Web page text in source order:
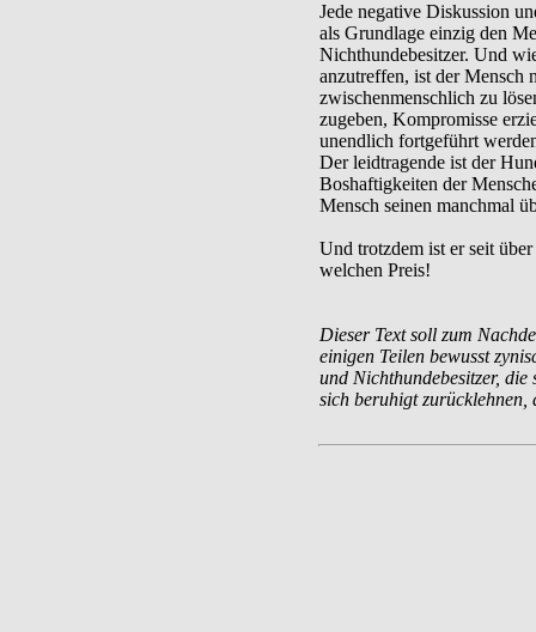
Jede negative Diskussion
als Grundlage einzig den
Nichthundebesitzer. Und
anzutreffen, ist der Mensch
zwischenmenschlich zu
zugeben, Kompromisse
unendlich fortgeführt
Der leidtragende ist der
Boshaftigkeiten der
Mensch seinen manchmal
Und trotzdem ist er seit
welchen Preis!
Dieser Text soll zum
einigen Teilen bewusst
und Nichthundebesitzer,
sich beruhigt zurücklehnen,